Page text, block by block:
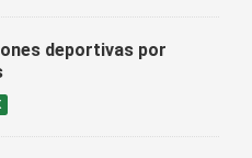
deportivas por